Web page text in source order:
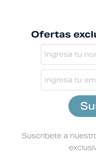
Ofertas
Suscribete a